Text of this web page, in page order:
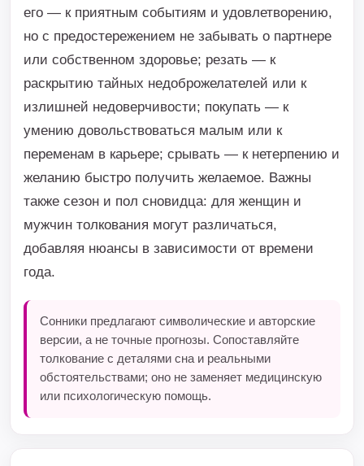
его — к приятным событиям и удовлетворению,
но с предостережением не забывать о партнере
или собственном здоровье; резать — к
раскрытию тайных недоброжелателей или к
излишней недоверчивости; покупать — к
умению довольствоваться малым или к
переменам в карьере; срывать — к нетерпению и
желанию быстро получить желаемое. Важны
также сезон и пол сновидца: для женщин и
мужчин толкования могут различаться,
добавляя нюансы в зависимости от времени
года.
Сонники предлагают символические и авторские
версии, а не точные прогнозы. Сопоставляйте
толкование с деталями сна и реальными
обстоятельствами; оно не заменяет медицинскую
или психологическую помощь.